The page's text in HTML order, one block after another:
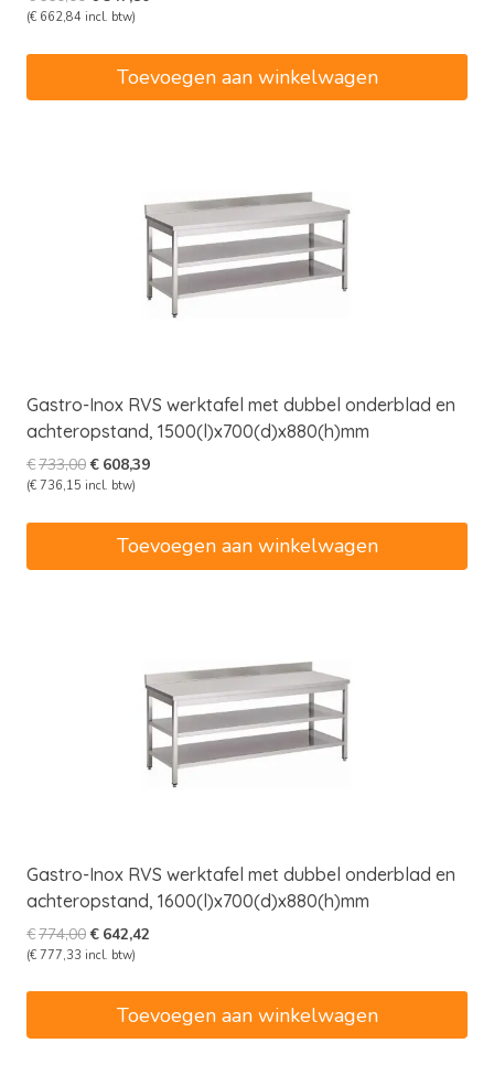
prijs
€660,00.
(€ 662,84 incl. btw)
Toevoegen aan winkelwagen
Gastro-Inox RVS werktafel met dubbel onderblad en
achteropstand, 1500(l)x700(d)x880(h)mm
€733,00Oorspronkelijke
prijs
€733,00.
€ 608,39Huidige
(€ 736,15 incl. btw)
Toevoegen aan winkelwagen
Gastro-Inox RVS werktafel met dubbel onderblad en
achteropstand, 1600(l)x700(d)x880(h)mm
€774,00Oorspronkelijke
prijs
€ 642,42
(€ 777,33 incl. btw)
Toevoegen aan winkelwagen